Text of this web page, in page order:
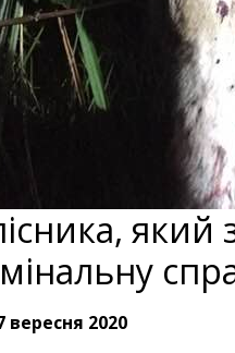
який
вересня 2020